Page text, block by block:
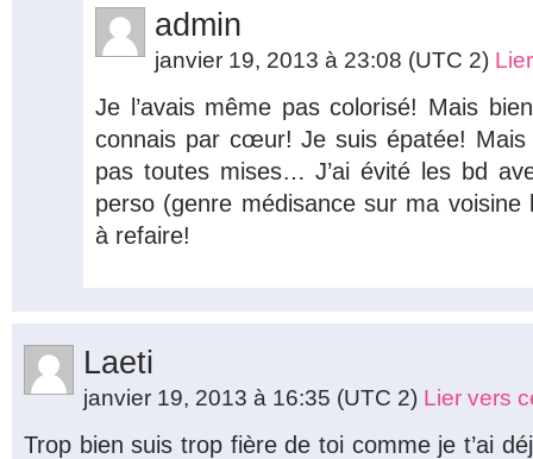
admin
janvier 19, 2013 à 23:08 (UTC 2)
Je l’avais même pas colorisé! Mais
connais par cœur! Je suis épatée!
pas toutes mises… J’ai évité les bd
perso (genre médisance sur ma
à refaire!
Laeti
janvier 19, 2013 à 16:35 (UTC 2) Lier vers
Trop bien suis trop fière de toi comme je t’ai